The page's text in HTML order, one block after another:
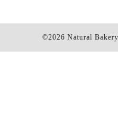
©2026 Natural